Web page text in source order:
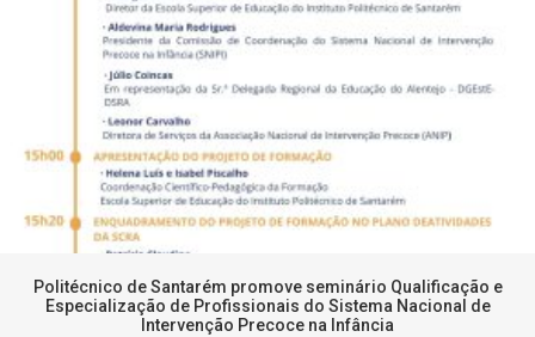
Politécnico de Santarém promove seminário Qualificação e
Especialização de Profissionais do Sistema Nacional de
Intervenção Precoce na Infância